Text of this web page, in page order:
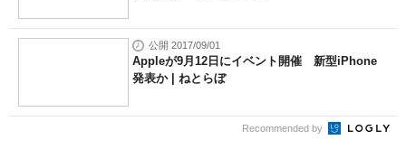
公開 2017/09/01
Appleが9月12日にイベント開催 新型iPhone
発表か | ねとらぼ
Recommended by